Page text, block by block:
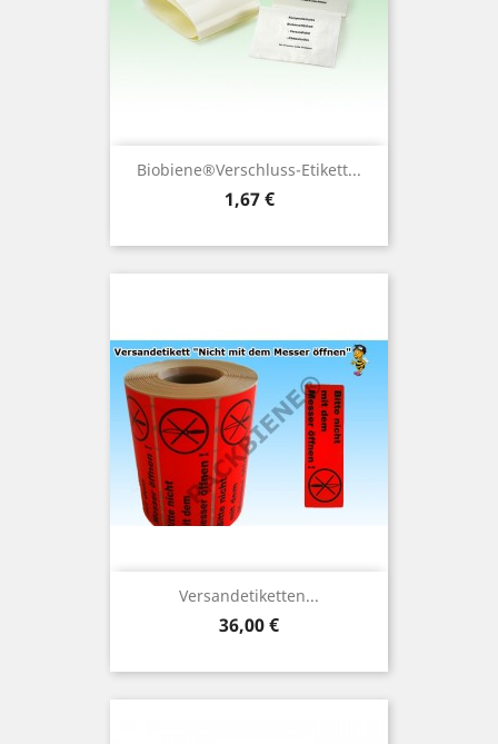
Biobiene®Verschluss-Etikett...
Preis
1,67 €
Versandetiketten...
Preis
36,00 €